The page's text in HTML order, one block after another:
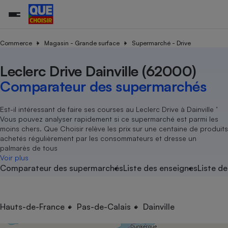
Commerce Magasin - Grande surface Supermarché - Drive
Leclerc Drive Dainville (62000)
Comparateur des supermarchés
Est-il intéressant de faire ses courses au Leclerc Drive à Dainville ’
Vous pouvez analyser rapidement si ce supermarché est parmi les
moins chers. Que Choisir relève les prix sur une centaine de produits
achetés régulièrement par les consommateurs et dresse un
palmarès de tous
Voir plus
Comparateur des supermarchésListe des enseignesListe
Hauts-de-France Pas-de-Calais Dainville
Additifs
Nutrition
Assurance auto
Magasin - Grande surface
Méthode de vente -
Organismes de défense
Système judiciairegratuit
Déchet
Achat - Vente - Travaux
Location
Sport
électrique
Démarche administrative
Senior
Service marchand
Train
Transport aérien
Toutes les actualités
Enquêtes
Guides d'achat
Conseils
Brèves
Tous les services
Soumettre un litige
Lettres types
Rencontrer une association locale
Tous nos combats
Nos actions
Nos grandes victoires
Les billets de la présidente
Nos associations locales
Nous rejoindre
En savoir plus sur Que Choisir Ensemble
L’association
Nos missions
Notre méthodologie
Notre financement
Nos partenaires
Nous rejoindre